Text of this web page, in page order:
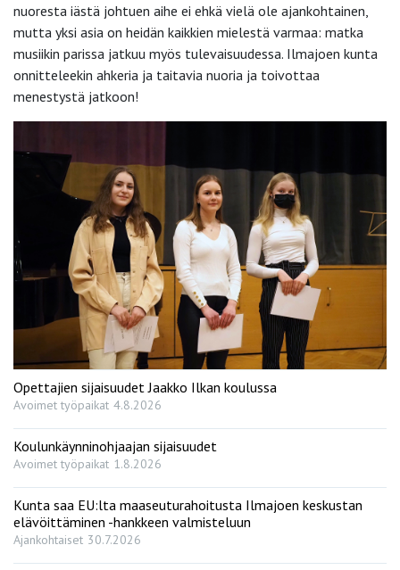
nuoresta iästä johtuen aihe ei ehkä vielä ole ajankohtainen,
mutta yksi asia on heidän kaikkien mielestä varmaa: matka
musiikin parissa jatkuu myös tulevaisuudessa. Ilmajoen kunta
onnitteleekin ahkeria ja taitavia nuoria ja toivottaa
menestystä jatkoon!
Opettajien sijaisuudet Jaakko Ilkan koulussa
Avoimet työpaikat 4.8.2026
Koulunkäynninohjaajan sijaisuudet
Avoimet työpaikat 1.8.2026
Kunta saa EU:lta maaseuturahoitusta Ilmajoen keskustan
elävöittäminen -hankkeen valmisteluun
Ajankohtaiset 30.7.2026